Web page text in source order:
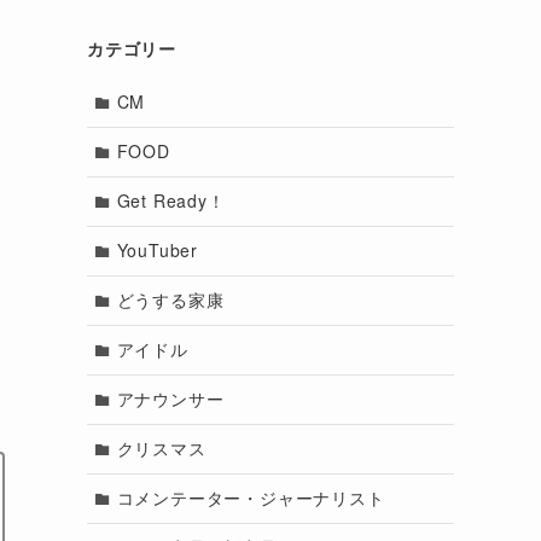
カテゴリー
CM
FOOD
Get Ready！
YouTuber
どうする家康
アイドル
アナウンサー
クリスマス
コメンテーター・ジャーナリスト